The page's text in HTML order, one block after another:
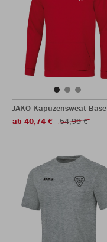
JAKO Kapuzensweat Base
ab 40,74 €
54,99 €